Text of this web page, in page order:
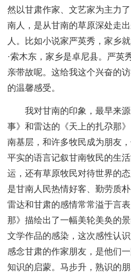
然以甘肃作家、文艺家为主力
南人，是从甘南的草原深处走
人。比如小说家严英秀，家乡
·索木东，家乡是卓尼县。严英
亲带故呢。这给我这个兴奋的
的温馨感受。
我对甘南的印象，最早来
事》和雷达的《天上的扎尕那
南基层，和许多牧民成为朋友
平实的语言记叙甘南牧民的生
运，还有草原牧民对待世界的
是甘南人民热情好客、勤劳质
雷达和甘肃的感情常常溢于言
那》描绘出了一幅美轮美奂的
文学作品的感染，这次感性认
感念甘肃的作家朋友，是他们
知识的启蒙。马步升，熟识的朋